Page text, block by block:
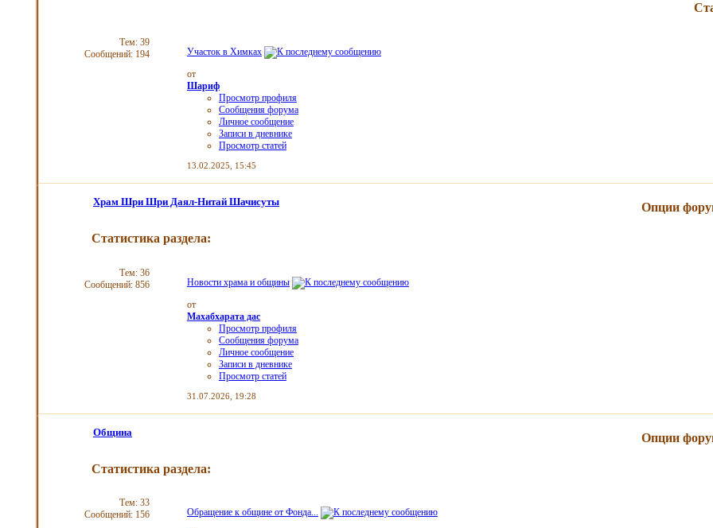
Тем: 39
Сообщений: 194
Участок в Химках
от
Шариф
Просмотр профиля
Сообщения форума
Личное сообщение
Записи в дневнике
Просмотр статей
13.02.2025, 15:45
Храм Шри Шри Даял-Нитай Шачисуты Опции
Статистика раздела:
Тем: 36
Сообщений: 856
Новости храма и общины
от
Махабхарата дас
Просмотр профиля
Сообщения форума
Личное сообщение
Записи в дневнике
Просмотр статей
31.07.2026, 19:28
Община Опции
Статистика раздела:
Тем: 33
Сообщений: 156
Обращение к общине от Фонда...